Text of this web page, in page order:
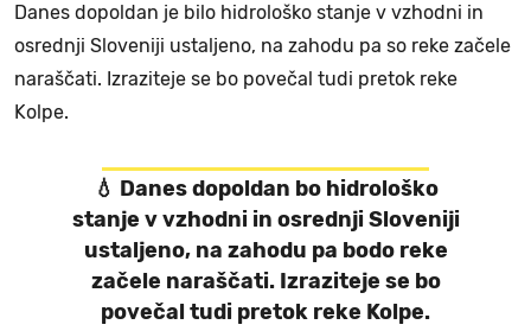
Danes dopoldan je bilo hidrološko stanje v vzhodni in
osrednji Sloveniji ustaljeno, na zahodu pa so reke začele
naraščati. Izraziteje se bo povečal tudi pretok reke
Kolpe.
💧 Danes dopoldan bo hidrološko
stanje v vzhodni in osrednji Sloveniji
ustaljeno, na zahodu pa bodo reke
začele naraščati. Izraziteje se bo
povečal tudi pretok reke Kolpe.